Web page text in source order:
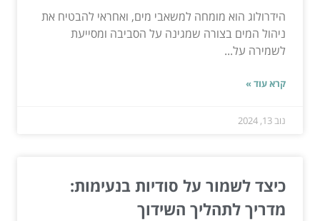
הידרולוג הוא מומחה למשאבי מים, ואחראי להבטיח את
ניהול המים בצורה שמגינה על הסביבה ומסייעת
לשמירה על...
קרא עוד »
נוב 13, 2024
כיצד לשמור על סודיות בנעימות:
מדריך לתהליך השידוך